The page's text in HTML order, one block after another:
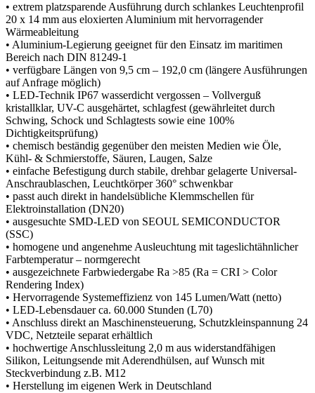
• extrem platzsparende Ausführung durch schlankes Leuchtenprofil
20 x 14 mm aus eloxierten Aluminium mit hervorragender
Wärmeableitung
• Aluminium-Legierung geeignet für den Einsatz im maritimen
Bereich nach DIN 81249-1
• verfügbare Längen von 9,5 cm – 192,0 cm (längere Ausführungen
auf Anfrage möglich)
• LED-Technik IP67 wasserdicht vergossen – Vollverguß
kristallklar, UV-C ausgehärtet, schlagfest (gewährleitet durch
Schwing, Schock und Schlagtests sowie eine 100%
Dichtigkeitsprüfung)
• chemisch beständig gegenüber den meisten Medien wie Öle,
Kühl- & Schmierstoffe, Säuren, Laugen, Salze
• einfache Befestigung durch stabile, drehbar gelagerte Universal-
Anschraublaschen, Leuchtkörper 360° schwenkbar
• passt auch direkt in handelsübliche Klemmschellen für
Elektroinstallation (DN20)
• ausgesuchte SMD-LED von SEOUL SEMICONDUCTOR
(SSC)
• homogene und angenehme Ausleuchtung mit tageslichtähnlicher
Farbtemperatur – normgerecht
• ausgezeichnete Farbwiedergabe Ra >85 (Ra = CRI > Color
Rendering Index)
• Hervorragende Systemeffizienz von 145 Lumen/Watt (netto)
• LED-Lebensdauer ca. 60.000 Stunden (L70)
• Anschluss direkt an Maschinensteuerung, Schutzkleinspannung 24
VDC, Netzteile separat erhältlich
• hochwertige Anschlussleitung 2,0 m aus widerstandfähigen
Silikon, Leitungsende mit Aderendhülsen, auf Wunsch mit
Steckverbindung z.B. M12
• Herstellung im eigenen Werk in Deutschland